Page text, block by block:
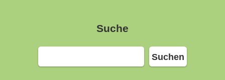
Suche
Suchen
Suchen